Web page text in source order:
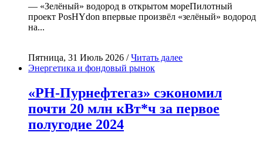
— «Зелёный» водород в открытом мореПилотный
проект PosHYdon впервые произвёл «зелёный» водород
на...
Пятница, 31 Июль 2026 /Читать далее
Энергетика и фондовый рынок
«РН-Пурнефтегаз» сэкономил
почти 20 млн кВт*ч за первое
полугодие 2024